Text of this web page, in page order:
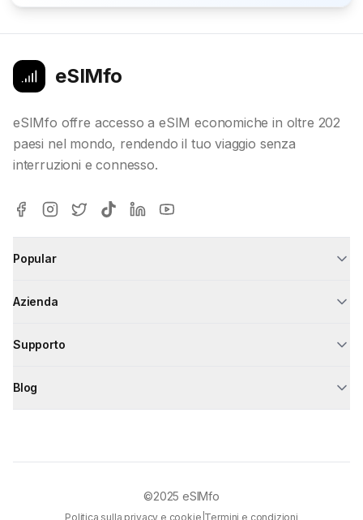
eSIMfo
eSIMfo offre accesso a eSIM economiche in oltre 202
paesi nel mondo, rendendo il tuo viaggio senza
interruzioni e connesso.
Popular
Azienda
Supporto
Blog
©2025 eSIMfo
Politica sulla privacy e cookie Termini e condizioni